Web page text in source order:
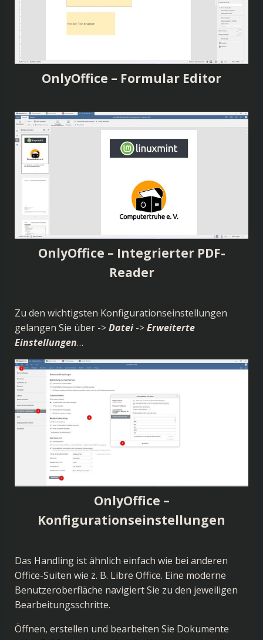
OnlyOffice – Formular Editor
OnlyOffice – Integrierter PDF-
Reader
Zu den wichtigsten Konfigurationseinstellungen
gelangen Sie über ->Datei ->Erweiterte
Einstellungen…
OnlyOffice –
Konfigurationseinstellungen
Das Handling ist ähnlich einfach wie bei anderen
Office-Suiten wie z. B. Libre Office. Eine moderne
Benutzeroberfläche navigiert Sie zu den jeweiligen
Bearbeitungsschritte.
Öffnen, erstellen und bearbeiten Sie Dokumente